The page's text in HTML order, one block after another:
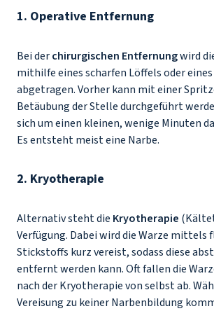
1. Operative Entfernung
Bei derchirurgischen Entfernungwird
mithilfe eines scharfen Löffels oder
abgetragen. Vorher kann mit einer
Betäubung der Stelle durchgeführt
sich um einen kleinen, wenige Minuten
Es entsteht meist eine Narbe.
2. Kryotherapie
Alternativ steht die Kryotherapie
Verfügung. Dabei wird die Warze mittels
Stickstoffs kurz vereist, sodass diese
entfernt werden kann. Oft fallen die
nach der Kryotherapie von selbst ab.
Vereisung zu keiner Narbenbildung